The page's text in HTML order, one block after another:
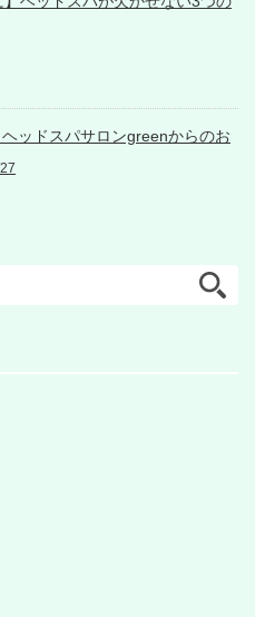
ヘッドスパサロンgreenからのお